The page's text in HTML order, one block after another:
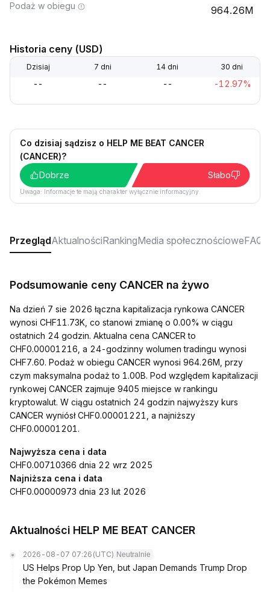
Podaż w obiegu 964.26M
Historia ceny (USD)
Dzisiaj 7 dni 14 dni 30 dni
-- -- -- -12.97%
Co dzisiaj sądzisz o HELP ME BEAT CANCER
(CANCER)?
Dobrze
Słabo
Uwaga: Informacje te mają charakter wyłącznie informacyjny.
PrzeglądAktualnościRankingMedia społecznościoweFAQ
Podsumowanie ceny CANCER na żywo
Na dzień 7 sie 2026 łączna kapitalizacja rynkowa CANCER
wynosi CHF11.73K, co stanowi zmianę o 0.00% w ciągu
ostatnich 24 godzin. Aktualna cena CANCER to
CHF0.00001216, a 24-godzinny wolumen tradingu wynosi
CHF7.60. Podaż w obiegu CANCER wynosi 964.26M, przy
czym maksymalna podaż to 1.00B. Pod względem kapitalizacji
rynkowej CANCER zajmuje 9405 miejsce w rankingu
kryptowalut. W ciągu ostatnich 24 godzin najwyższy kurs
CANCER wyniósł CHF0.00001221, a najniższy
CHF0.00001201.
Najwyższa cena i data
CHF0.00710366 dnia 22 wrz 2025
Najniższa cena i data
CHF0.00000973 dnia 23 lut 2026
Aktualności HELP ME BEAT CANCER
2026-08-07 07:26 (UTC) Neutralnie
US Helps Prop Up Yen, but Japan Demands Trump Drop
the Pokémon Memes